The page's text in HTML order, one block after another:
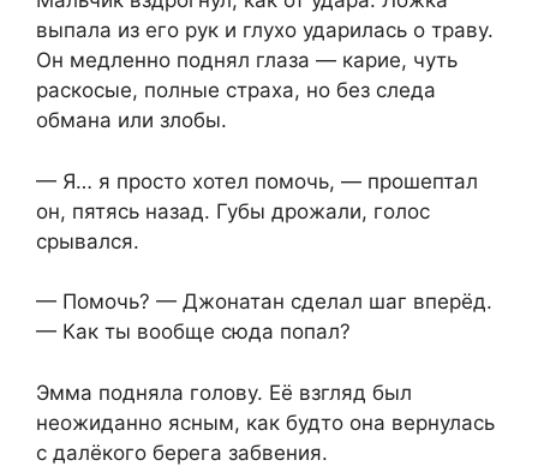
выпала из его рук и глухо ударилась о траву.
Он медленно поднял глаза — карие, чуть
раскосые, полные страха, но без следа
обмана или злобы.
— Я… я просто хотел помочь, — прошептал
он, пятясь назад. Губы дрожали, голос
срывался.
— Помочь? — Джонатан сделал шаг вперёд.
— Как ты вообще сюда попал?
Эмма подняла голову. Её взгляд был
неожиданно ясным, как будто она вернулась
с далёкого берега забвения.